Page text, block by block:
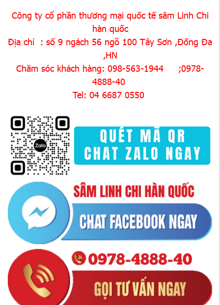
Công ty cổ phần thương mại quốc tế sâm Linh Chi
hàn quốc
Địa chỉ : số 9 ngách 56 ngõ 100 Tây Sơn ,Đống Đa
,HN
Chăm sóc khách hàng: 098-563-1944 ;0978-
4888-40
Tel: 04 6687 0550